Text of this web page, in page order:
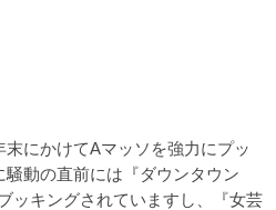
末にかけてAマッソを強力にプッ
動の直前には『ダウンタウン
ッキングされていますし、『女芸